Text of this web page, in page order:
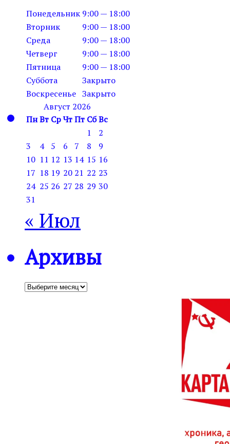
Понедельник 9:00 — 18:00
Вторник
9:00 — 18:00
Среда
9:00 — 18:00
Четверг
9:00 — 18:00
Пятница
9:00 — 18:00
Суббота
Закрыто
Воскресенье Закрыто
Август 2026
ПнВт СрЧтПт СбВс
1
2
3
4 5 6 7 8
9
10 11 12 13 14 15 16
17 18 19 20 21 22 23
24 25 26 27 28 29 30
31
« Июл
Архивы
Архивы